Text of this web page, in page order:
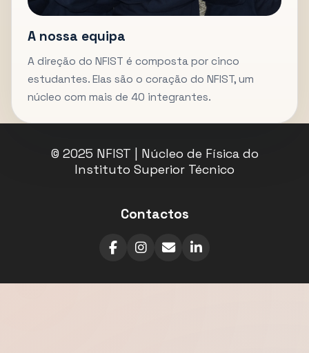
A nossa equipa
A direção do NFIST é composta por cinco
estudantes. Elas são o coração do NFIST, um
núcleo com mais de 40 integrantes.
© 2025 NFIST | Núcleo de Física do
Instituto Superior Técnico
Contactos